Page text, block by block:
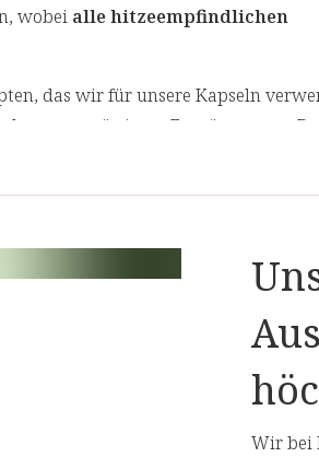
wobei alle hitzeempfindlichen
das wir für unsere Kapseln
an ungesättigten Fettsäuren aus. Den
Wir bei